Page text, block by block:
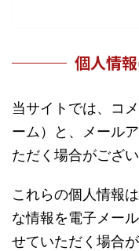
個人情
当サイトでは、コ
ーム）と、メール
ただく場合がござい
これらの個人情報
な情報を電子メー
せていただく場合